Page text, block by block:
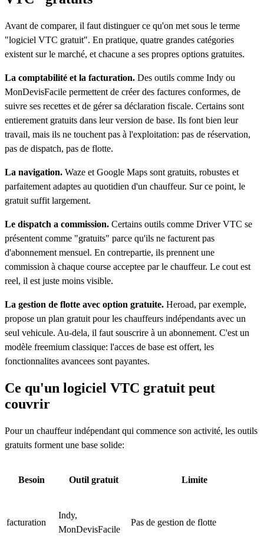
Avant de comparer, il faut distinguer ce qu'on met sous le terme
"logiciel VTC gratuit". En pratique, quatre grandes catégories
existent sur le marché, et chacune a ses propres options gratuites.
La comptabilité et la facturation. Des outils comme Indy ou
MonDevisFacile permettent de créer des factures conformes, de
suivre ses recettes et de gérer sa déclaration fiscale. Certains sont
entierement gratuits dans leur version de base. Ils font bien leur
travail, mais ils ne touchent pas à l'exploitation: pas de réservation,
pas de dispatch, pas de flotte.
La navigation. Waze et Google Maps sont gratuits, robustes et
parfaitement adaptes au quotidien d'un chauffeur. Sur ce point, le
gratuit suffit largement.
Le dispatch a commission. Certains outils comme Driver VTC se
présentent comme "gratuits" parce qu'ils ne facturent pas
d'abonnement mensuel. En contrepartie, ils prennent une
commission à chaque course acceptee par le chauffeur. Le cout est
reel, il est juste moins visible.
La gestion de flotte avec option gratuite. Heroad, par exemple,
propose un plan gratuit pour les chauffeurs indépendants avec un
seul vehicule. Au-dela, il faut souscrire à un abonnement. C'est un
modèle freemium classique: l'acces de base est offert, les
fonctionnalites avancees sont payantes.
Ce qu'un logiciel VTC gratuit peut
couvrir
Pour un chauffeur indépendant qui commence son activité, les outils
gratuits forment une base solide:
Besoin Outil gratuit Limite
facturation
Indy,
MonDevisFacile
Pas de gestion de flotte